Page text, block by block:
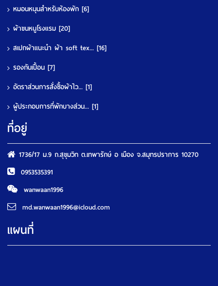
หมอนหนุนสำหรับห้องพัก [6]
ผ้าขนหนูโรงแรม [20]
สเปกผ้าแนะนำ ผ้า soft tex... [16]
รองกันเปื้อน [7]
อัตราส่วนการสั่งซื้อผ้าไว... [1]
ผู้ประกอบการที่พักบางส่วน... [1]
ที่อยู่
1736/17 ม.9 ถ.สุขุมวิท ต.เทพารักษ์ อ เมือง จ.สมุทรปราการ 10270
0953535391
wanwaan1996
md.wanwaan1996@icloud.com
แผนที่